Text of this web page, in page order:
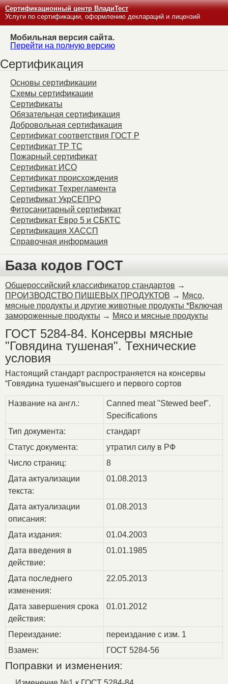
Сертификационный центр ВладиТест
Услуги по сертификации, оформлению деклараций и лицензий
Мобильная версия сайта.
Перейти на полную версию
Сертификация
Основы сертификации
Схемы сертификации
Сертификаты
Обязательная сертификация
Добровольная сертификация
Сертификат соответствия ГОСТ Р
Сертификат ТР ТС
Пожарный сертификат
Сертификат ИСО
Сертификат происхождения
Сертификат Техрегламента
Сертификат УкрСЕПРО
Фитосанитарный сертификат
Сертификат Евро 5 и СБКТС
Сертификация ХАССП
Справочная информация
База кодов ГОСТ
Общероссийский классификатор стандартов →
ПРОИЗВОДСТВО ПИЩЕВЫХ ПРОДУКТОВ → Мясо,
мясные продукты и другие животные продукты *Включая
замороженные продукты → Мясо и мясные продукты
ГОСТ 5284-84. Консервы мясные
"Говядина тушеная". Технические
условия
Настоящий стандарт распространяется на консервы
“Говядина тушеная“высшего и первого сортов
Название на англ.:
Canned meat "Stewed beef".
Specifications
Тип документа:
стандарт
Статус документа:
утратил силу в РФ
Число страниц:
8
Дата актуализации
текста:
01.08.2013
Дата актуализации
описания:
01.08.2013
Дата издания:
01.04.2003
Дата введения в
действие:
01.01.1985
Дата последнего
изменения:
22.05.2013
Дата завершения срока
действия:
01.01.2012
Переиздание:
переиздание с изм. 1
Взамен:
ГОСТ 5284-56
Поправки и изменения: